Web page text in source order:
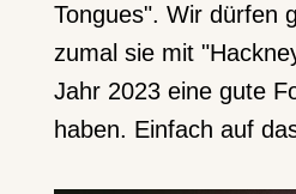
Tongues". Wir dürfen
zumal sie mit
Jahr 2023 eine gute
haben. Einfach auf